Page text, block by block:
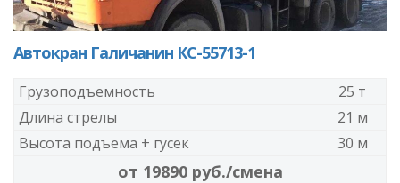
Автокран Галичанин КС-55713-1
Грузоподъемность
25 т
Длина стрелы
21 м
Высота подъема + гусек
30 м
от 19890 руб./смена